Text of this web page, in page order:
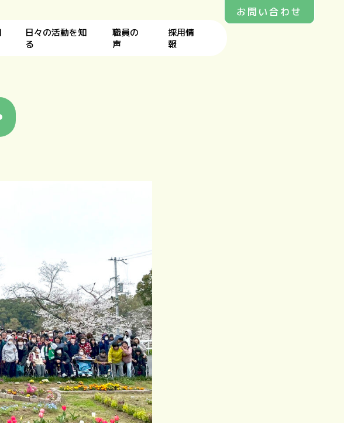
日々の活動を知
る
職員の
声
採用情
報
お問い合わせ